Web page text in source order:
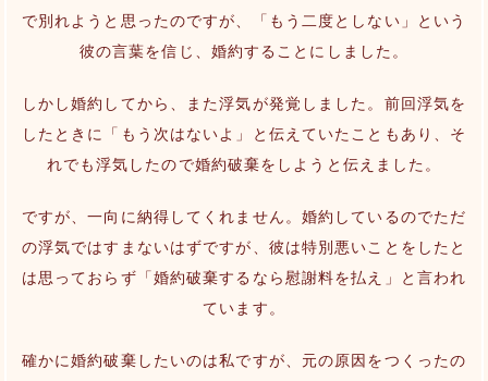
で別れようと思ったのですが、「もう二度としない」という
彼の言葉を信じ、婚約することにしました。
しかし婚約してから、また浮気が発覚しました。前回浮気を
したときに「もう次はないよ」と伝えていたこともあり、そ
れでも浮気したので婚約破棄をしようと伝えました。
ですが、一向に納得してくれません。婚約しているのでただ
の浮気ではすまないはずですが、彼は特別悪いことをしたと
は思っておらず「婚約破棄するなら慰謝料を払え」と言われ
ています。
確かに婚約破棄したいのは私ですが、元の原因をつくったの